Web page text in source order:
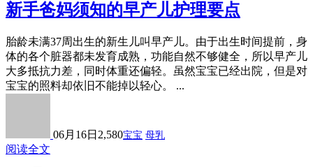
新手爸妈须知的早产儿护理要点
胎龄未满37周出生的新生儿叫早产儿。由于出生时间提前，身
体的各个脏器都未发育成熟，功能自然不够健全，所以早产儿
大多抵抗力差，同时体重还偏轻。虽然宝宝已经出院，但是对
宝宝的照料却依旧不能掉以轻心。 ...
06月16日 2,580宝宝 母乳
阅读全文